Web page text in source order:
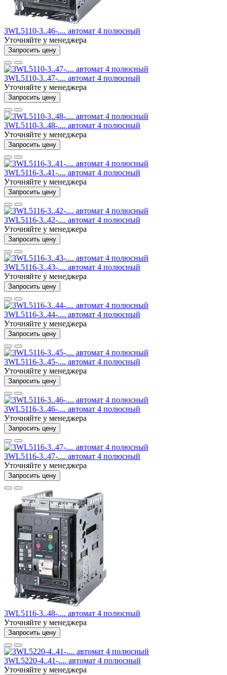
3WL5110-3..46-.... автомат 4 полюсный
Уточняйте у менеджера
Запросить цену
3WL5110-3..47-.... автомат 4 полюсный
Уточняйте у менеджера
Запросить цену
3WL5110-3..48-.... автомат 4 полюсный
Уточняйте у менеджера
Запросить цену
3WL5116-3..41-.... автомат 4 полюсный
Уточняйте у менеджера
Запросить цену
3WL5116-3..42-.... автомат 4 полюсный
Уточняйте у менеджера
Запросить цену
3WL5116-3..43-.... автомат 4 полюсный
Уточняйте у менеджера
Запросить цену
3WL5116-3..44-.... автомат 4 полюсный
Уточняйте у менеджера
Запросить цену
3WL5116-3..45-.... автомат 4 полюсный
Уточняйте у менеджера
Запросить цену
3WL5116-3..46-.... автомат 4 полюсный
Уточняйте у менеджера
Запросить цену
3WL5116-3..47-.... автомат 4 полюсный
Уточняйте у менеджера
Запросить цену
3WL5116-3..48-.... автомат 4 полюсный
Уточняйте у менеджера
Запросить цену
3WL5220-4..41-.... автомат 4 полюсный
Уточняйте у менеджера